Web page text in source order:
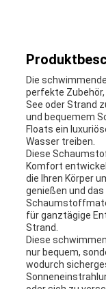
PRIVACY
POLICY
Die
perfekte
See oder Strand
und bequemem
Floats ein
Wasser treiben.
Diese
Komfort
die Ihren Körper
genießen und das
für ganztägige
Strand.
Diese
nur bequem,
wodurch